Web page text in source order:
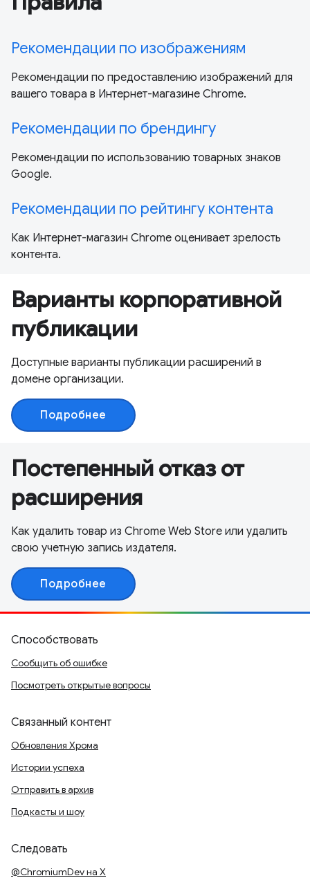
Рекомендации по изображениям
Рекомендации по предоставлению изображений для
вашего товара в Интернет-магазине Chrome.
Рекомендации по брендингу
Рекомендации по использованию товарных знаков
Google.
Рекомендации по рейтингу контента
Как Интернет-магазин Chrome оценивает зрелость
контента.
Варианты корпоративной
публикации
Доступные варианты публикации расширений в
домене организации.
Подробнее
Постепенный отказ от
расширения
Как удалить товар из Chrome Web Store или удалить
свою учетную запись издателя.
Подробнее
Способствовать
Сообщить об ошибке
Посмотреть открытые вопросы
Связанный контент
Обновления Хрома
Истории успеха
Отправить в архив
Подкасты и шоу
Следовать
@ChromiumDev на X